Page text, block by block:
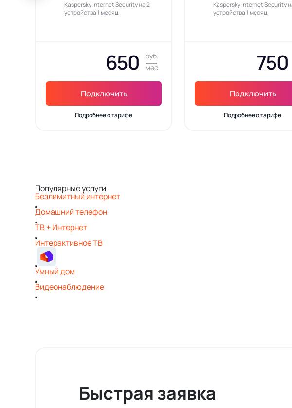
Kaspersky Internet Security на 2
устройства 1 месяц
650
руб.
мес.
Подключить
Подробнее о тарифе
Kaspersky Internet Security
устройства 1 месяц
750
Подключить
Подробнее о тарифе
Популярные услуги
Безлимитный интернет
Домашний телефон
ТВ + Интернет
Интерактивное ТВ
Умный дом
Видеонаблюдение
Быстрая заявка